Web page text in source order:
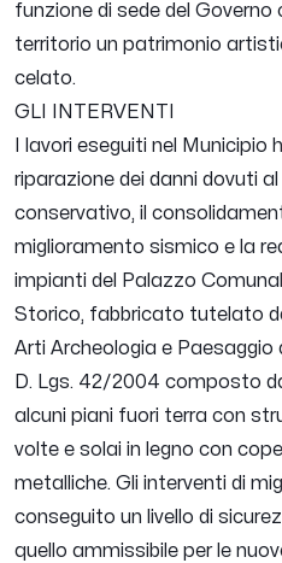
funzione di sede del Governo
territorio un patrimonio
celato.
GLI INTERVENTI
I lavori eseguiti nel Municipio
riparazione dei danni dovuti
conservativo, il
miglioramento sismico e la
impianti del Palazzo
Storico, fabbricato tutelato
Arti Archeologia e Paesaggio
D. Lgs. 42/2004 composto
alcuni piani fuori terra con
volte e solai in legno con
metalliche. Gli interventi di
conseguito un livello di
quello ammissibile per le